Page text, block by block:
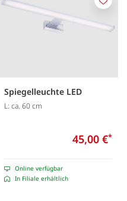
Spiegelleuchte LED
L: ca. 60 cm
45,00 €*
Online verfügbar
In Filiale erhältlich